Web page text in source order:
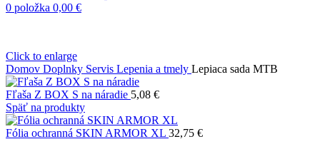
0 položka 0,00 €
Click to enlarge
Domov Doplnky Servis Lepenia a tmely Lepiaca sada MTB
Fľaša Z BOX S na náradie 5,08 €
Späť na produkty
Fólia ochranná SKIN ARMOR XL 32,75 €